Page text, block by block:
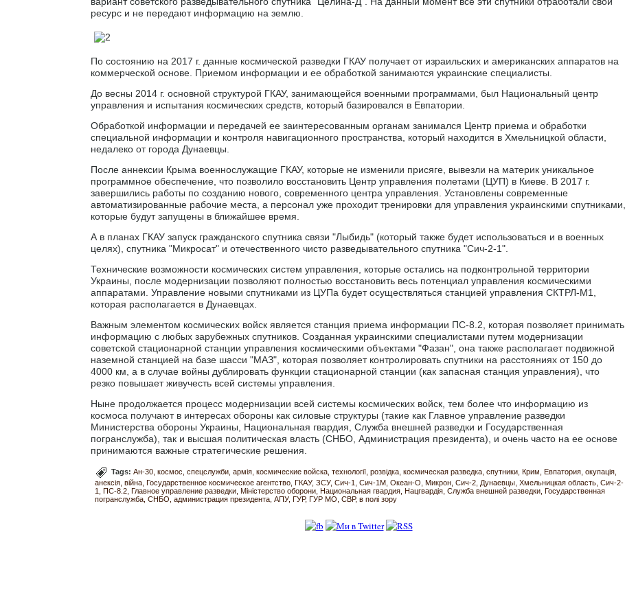
ресурс и не передают информацию на землю.
По состоянию на 2017 г. данные космической разведки ГКАУ получает от израильских и американских аппаратов на
коммерческой основе. Приемом информации и ее обработкой занимаются украинские специалисты.
До весны 2014 г. основной структурой ГКАУ, занимающейся военными программами, был Национальный центр
управления и испытания космических средств, который базировался в Евпатории.
Обработкой информации и передачей ее заинтересованным органам занимался Центр приема и обработки
специальной информации и контроля навигационного пространства, который находится в Хмельницкой области,
недалеко от города Дунаевцы.
После аннексии Крыма военнослужащие ГКАУ, которые не изменили присяге, вывезли на материк уникальное
программное обеспечение, что позволило восстановить Центр управления полетами (ЦУП) в Киеве. В 2017 г.
завершились работы по созданию нового, современного центра управления. Установлены современные
автоматизированные рабочие места, а персонал уже проходит тренировки для управления украинскими спутниками,
которые будут запущены в ближайшее время.
А в планах ГКАУ запуск гражданского спутника связи "Лыбидь" (который также будет использоваться и в военных
целях), спутника "Микросат" и отечественного чисто разведывательного спутника "Сич-2-1".
Технические возможности космических систем управления, которые остались на подконтрольной территории
Украины, после модернизации позволяют полностью восстановить весь потенциал управления космическими
аппаратами. Управление новыми спутниками из ЦУПа будет осуществляться станцией управления СКТРЛ-М1,
которая располагается в Дунаевцах.
Важным элементом космических войск является станция приема информации ПС-8.2, которая позволяет принимать
информацию с любых зарубежных спутников. Созданная украинскими специалистами путем модернизации
советской стационарной станции управления космическими объектами "Фазан", она также располагает подвижной
наземной станцией на базе шасси "МАЗ", которая позволяет контролировать спутники на расстояниях от 150 до
4000 км, а в случае войны дублировать функции стационарной станции (как запасная станция управления), что
резко повышает живучесть всей системы управления.
Ныне продолжается процесс модернизации всей системы космических войск, тем более что информацию из
космоса получают в интересах обороны как силовые структуры (такие как Главное управление разведки
Министерства обороны Украины, Национальная гвардия, Служба внешней разведки и Государственная
погранслужба), так и высшая политическая власть (СНБО, Администрация президента), и очень часто на ее основе
принимаются важные стратегические решения.
Tags: Ан-30 космос спецслужби армія космические войска технології розвідка космическая разведка спутники Крим Евпатория окупація
анексія війна Государственное космическое агентство ГКАУ ЗСУ Сич-1 Сич-1М Океан-О Микрон Сич-2 Дунаевцы Хмельницкая область Сич-2-
1
ПС-8.2 Главное управление разведки Міністерство оборони Национальная гвардия Нацгвардія Служба внешней разведки Государственная
погранслужба СНБО администрация президента АПУ ГУР ГУР МО СВР в полі зору